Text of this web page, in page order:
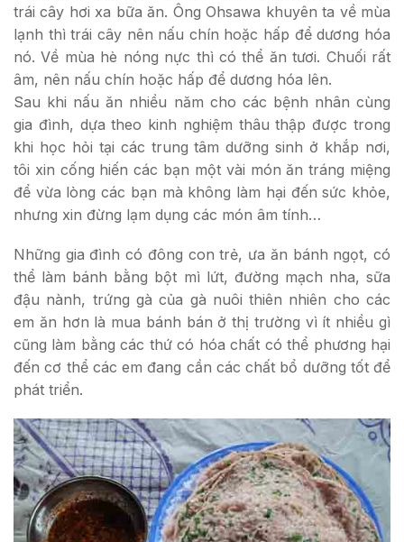
trái cây hơi xa bữa ăn. Ông Ohsawa khuyên ta về mùa
lạnh thì trái cây nên nấu chín hoặc hấp để dương hóa
nó. Về mùa hè nóng nực thì có thể ăn tươi. Chuối rất
âm, nên nấu chín hoặc hấp để dương hóa lên.
Sau khi nấu ăn nhiều năm cho các bệnh nhân cùng
gia đình, dựa theo kinh nghiệm thâu thập được trong
khi học hỏi tại các trung tâm dưỡng sinh ở khắp nơi,
tôi xin cống hiến các bạn một vài món ăn tráng miệng
để vừa lòng các bạn mà không làm hại đến sức khỏe,
nhưng xin đừng lạm dụng các món âm tính…
Những gia đình có đông con trẻ, ưa ăn bánh ngọt, có
thể làm bánh bằng bột mì lứt, đường mạch nha, sữa
đậu nành, trứng gà của gà nuôi thiên nhiên cho các
em ăn hơn là mua bánh bán ở thị trường vì ít nhiều gì
cũng làm bằng các thứ có hóa chất có thể phương hại
đến cơ thể các em đang cần các chất bổ dưỡng tốt để
phát triển.